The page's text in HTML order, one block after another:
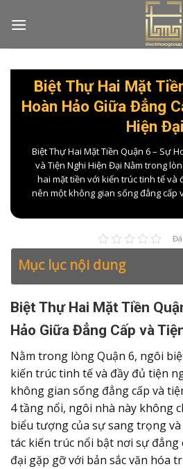
Biệt Thự Hai Mặt
Hoàn Hảo Giữa Đẳng
Hiện Đại
Biệt Thự Hai Mặt Tiền Quận 6 – Sự
và Tiện Nghi Hiện Đại Nằm trong
hai mặt tiền với kiến trúc tinh tế và
nên một không gian sống đẳng cấp
Mục lục nội dung
Biệt Thự Hai Mặt Tiền
Hảo Giữa Đẳng Cấp và
Nằm trong lòng Quận 6, ngôi
kiến trúc tinh tế và đầy đủ tiện
không gian sống đẳng cấp và
4 tầng nổi, ngôi nhà này không
biểu tượng của sự sang trọng
tác kiến trúc nổi bật nơi sự đẳng
đại gặp gỡ với bản sắc văn hóa